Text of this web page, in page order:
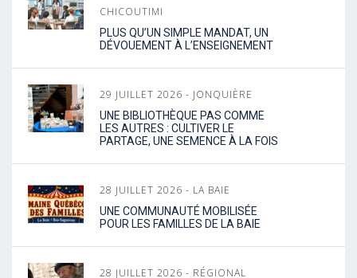
CHICOUTIMI
PLUS QU’UN SIMPLE MANDAT, UN
DÉVOUEMENT À L’ENSEIGNEMENT
29 JUILLET 2026 - JONQUIÈRE
UNE BIBLIOTHÈQUE PAS COMME
LES AUTRES : CULTIVER LE
PARTAGE, UNE SEMENCE À LA FOIS
28 JUILLET 2026 - LA BAIE
UNE COMMUNAUTÉ MOBILISÉE
POUR LES FAMILLES DE LA BAIE
28 JUILLET 2026 - RÉGIONAL